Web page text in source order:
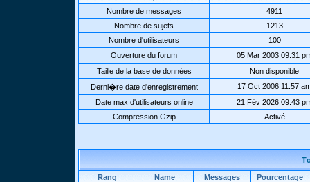
Nombre de messages
4911
Nombre de sujets
1213
Nombre d'utilisateurs
100
Ouverture du forum
05 Mar 2003 09:31
Taille de la base de données
Non disponible
Derni�re date d'enregistrement
17 Oct 2006 11:57
Date max d'utilisateurs online
21 Fév 2026 09:43
Compression Gzip
Activé
Rang Name Messages
Pourcentage